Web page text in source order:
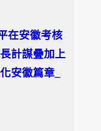
在安徽考核
計謀疊加上
安徽篇章_